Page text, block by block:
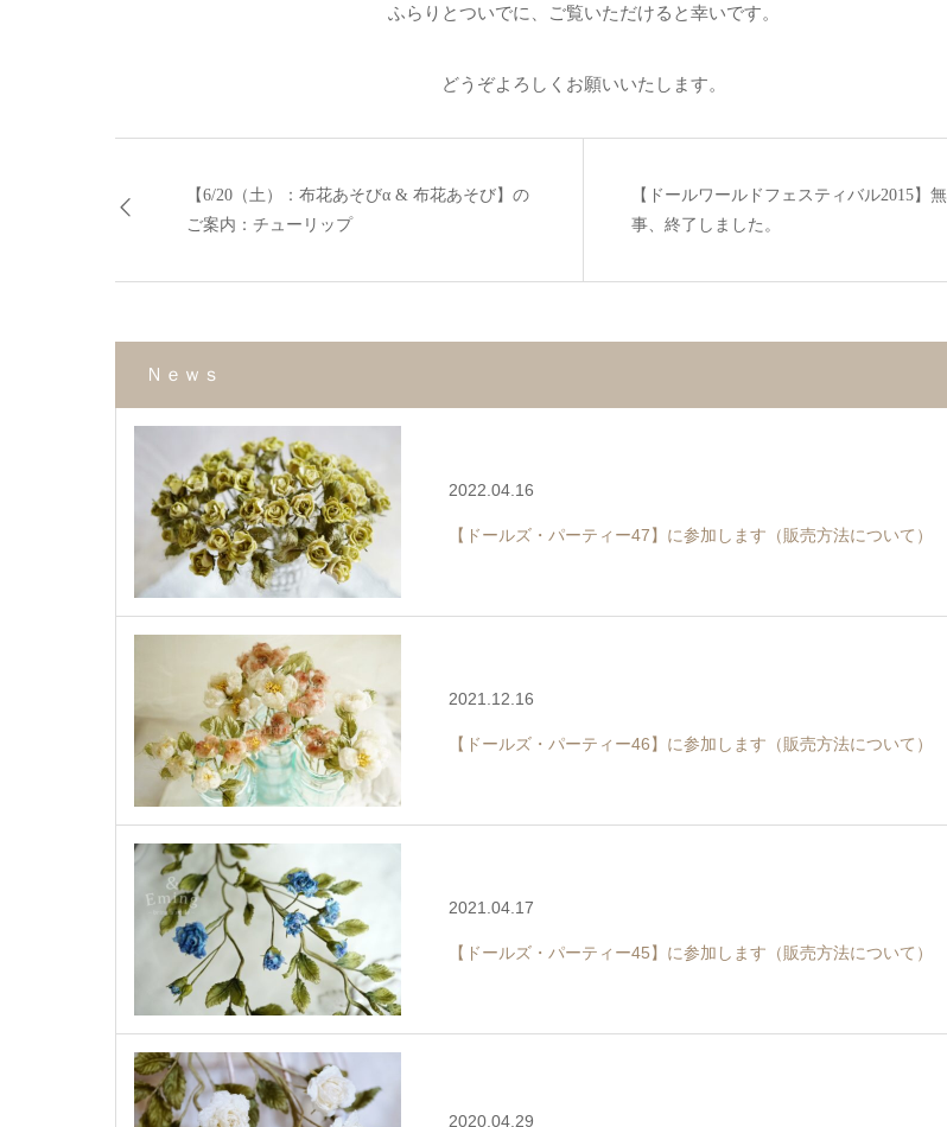
ふらりとついでに、ご覧いただけると幸いです。
どうぞよろしくお願いいたします。
【6/20（土）：布花あそびα & 布花あそび】の
ご案内：チューリップ
【ドールワールドフェスティバル2015】無
事、終了しました。
Ｎｅｗｓ
2022.04.16
【ドールズ・パーティー47】に参加します（販売方法について）
2021.12.16
【ドールズ・パーティー46】に参加します（販売方法について）
2021.04.17
【ドールズ・パーティー45】に参加します（販売方法について）
2020.04.29